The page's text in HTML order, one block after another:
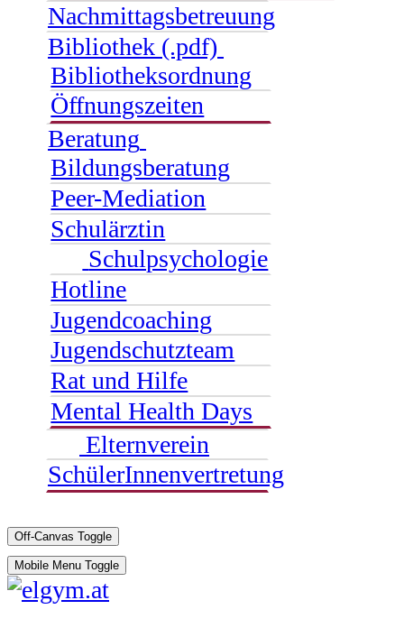
Nachmittagsbetreuung
Bibliothek (.pdf)
Bibliotheksordnung
Öffnungszeiten
Beratung
Bildungsberatung
Peer-Mediation
Schulärztin
Schulpsychologie
Hotline
Jugendcoaching
Jugendschutzteam
Rat und Hilfe
Mental Health Days
Elternverein
SchülerInnenvertretung
Off-Canvas Toggle
Mobile Menu Toggle